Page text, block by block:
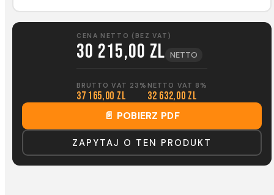
CENA NETTO (BEZ VAT)
30 215,00 zl NETTO
BRUTTO VAT 23%
37 165,00 zl
NETTO VAT 8%
32 632,00 zl
📄 POBIERZ PDF
ZAPYTAJ O TEN PRODUKT